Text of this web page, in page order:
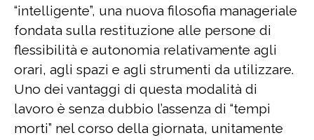
“intelligente”, una nuova filosofia manageriale
fondata sulla restituzione alle persone di
flessibilità e autonomia relativamente agli
orari, agli spazi e agli strumenti da utilizzare.
Uno dei vantaggi di questa modalità di
lavoro è senza dubbio l’assenza di “tempi
morti” nel corso della giornata, unitamente